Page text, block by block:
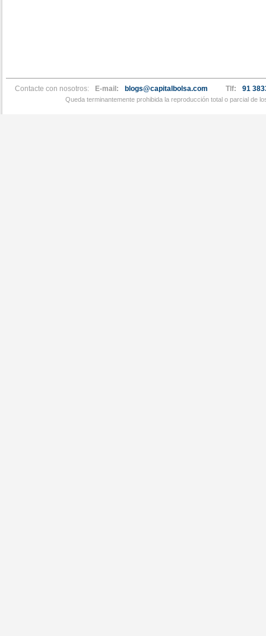
Contacte con nosotros: E-mail: blogs@capitalbolsa.com Tlf: 91
Queda terminantemente prohibida la reproducción total o parcial de